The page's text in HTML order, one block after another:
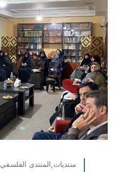
منتديات,المنتدى الفلسفي